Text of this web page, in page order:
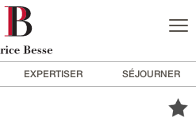
EXPERTISER SÉJOURNER